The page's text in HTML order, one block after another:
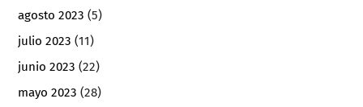
agosto 2023 (5)
julio 2023 (11)
junio 2023 (22)
mayo 2023 (28)